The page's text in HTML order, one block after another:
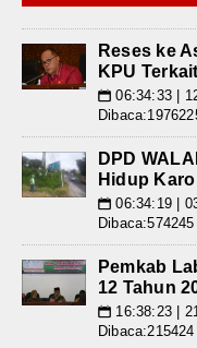
Reses ke
KPU
📅 06:34:33 |
DPD
Hidup Karo
📅 06:34:19 |
Pemkab
12 Tahun
📅 16:38:23 |